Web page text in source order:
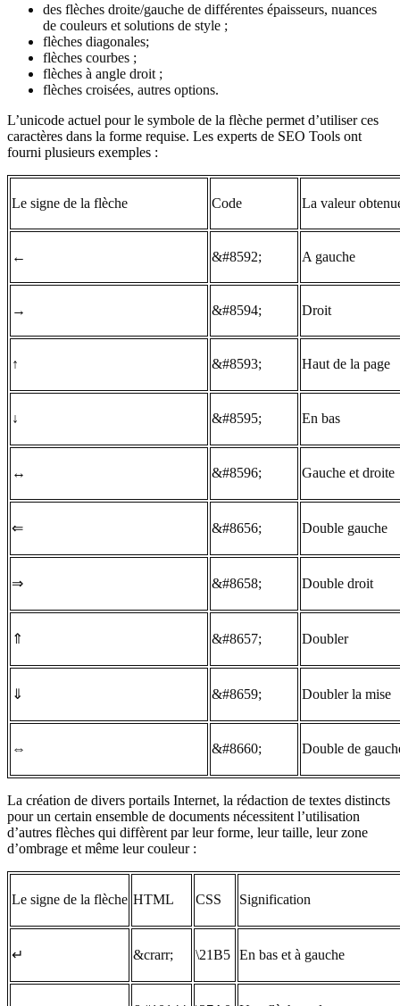
des flèches droite/gauche de différentes épaisseurs, nuances
de couleurs et solutions de style ;
flèches diagonales;
flèches courbes ;
flèches à angle droit ;
flèches croisées, autres options.
L’unicode actuel pour le symbole de la flèche permet d’utiliser ces
caractères dans la forme requise. Les experts de SEO Tools ont
fourni plusieurs exemples :
Le signe de la flèche Code La valeur
← &#8592; A gauche
→ &#8594; Droit
↑ &#8593; Haut de la page
↓ &#8595; En bas
↔ &#8596; Gauche et droite
⇐ &#8656; Double gauche
⇒ &#8658; Double droit
⇑ &#8657; Doubler
⇓ &#8659; Doubler la mise
⇔ &#8660; Double de
La création de divers portails Internet, la rédaction de textes distincts
pour un certain ensemble de documents nécessitent l’utilisation
d’autres flèches qui diffèrent par leur forme, leur taille, leur zone
d’ombrage et même leur couleur :
Le signe de la flèche HTML CSS Signification
↵ &crarr; \21B5 En bas et à gauche